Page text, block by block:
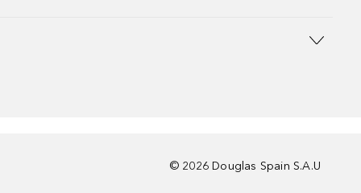
© 2026 Douglas Spain S.A.U